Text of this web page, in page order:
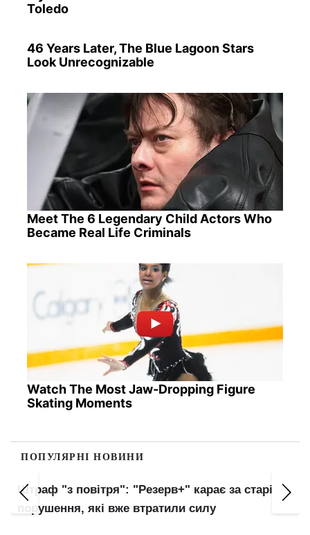
Toledo
46 Years Later, The Blue Lagoon Stars
Look Unrecognizable
Meet The 6 Legendary Child Actors Who
Became Real Life Criminals
Watch The Most Jaw‑Dropping Figure
Skating Moments
ПОПУЛЯРНІ НОВИНИ
Українців автоматично внесуть до баз ТЦК:
нові правила військового обліку